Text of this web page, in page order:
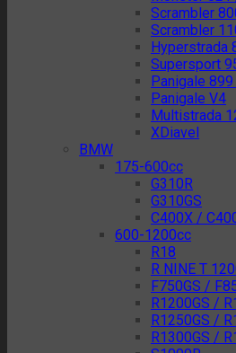
Scrambler
Scrambler
Hyperstrada
Supersport
Panigale
Panigale V4
Multistrada
XDiavel
BMW
175-600cc
G310R
G310GS
C400X /
600-1200cc
R18
R NINE T
F750GS /
R1200GS /
R1250GS /
R1300GS /